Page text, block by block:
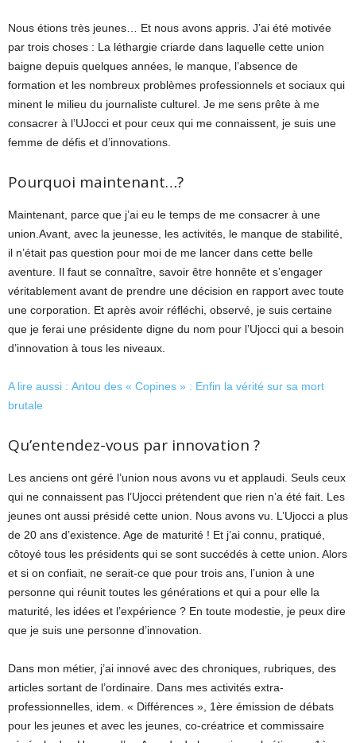
Nous étions très jeunes… Et nous avons appris. J’ai été motivée
par trois choses : La léthargie criarde dans laquelle cette union
baigne depuis quelques années, le manque, l’absence de
formation et les nombreux problèmes professionnels et sociaux qui
minent le milieu du journaliste culturel. Je me sens prête à me
consacrer à l’UJocci et pour ceux qui me connaissent, je suis une
femme de défis et d’innovations.
Pourquoi maintenant…?
Maintenant, parce que j’ai eu le temps de me consacrer à une
union.Avant, avec la jeunesse, les activités, le manque de stabilité,
il n’était pas question pour moi de me lancer dans cette belle
aventure. Il faut se connaître, savoir être honnête et s’engager
véritablement avant de prendre une décision en rapport avec toute
une corporation. Et après avoir réfléchi, observé, je suis certaine
que je ferai une présidente digne du nom pour l’Ujocci qui a besoin
d’innovation à tous les niveaux.
A lire aussi : Antou des « Copines » : Enfin la vérité sur sa mort
brutale
Qu’entendez-vous par innovation ?
Les anciens ont géré l’union nous avons vu et applaudi. Seuls ceux
qui ne connaissent pas l’Ujocci prétendent que rien n’a été fait. Les
jeunes ont aussi présidé cette union. Nous avons vu. L’Ujocci a plus
de 20 ans d’existence. Age de maturité ! Et j’ai connu, pratiqué,
côtoyé tous les présidents qui se sont succédés à cette union. Alors
et si on confiait, ne serait-ce que pour trois ans, l’union à une
personne qui réunit toutes les générations et qui a pour elle la
maturité, les idées et l’expérience ? En toute modestie, je peux dire
que je suis une personne d’innovation.
Dans mon métier, j’ai innové avec des chroniques, rubriques, des
articles sortant de l’ordinaire. Dans mes activités extra-
professionnelles, idem. « Différences », 1ère émission de débats
pour les jeunes et avec les jeunes, co-créatrice et commissaire